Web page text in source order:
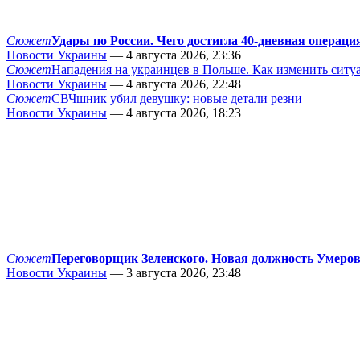
СюжетУдары по России. Чего достигла 40-дневная
Новости Украины — 4 августа 2026, 23:36
СюжетНападения на украинцев в Польше. Как изменить
Новости Украины — 4 августа 2026, 22:48
СюжетСВЧшник убил девушку: новые детали резни
Новости Украины — 4 августа 2026, 18:23
СюжетПереговорщик Зеленского. Новая должность
Новости Украины — 3 августа 2026, 23:48